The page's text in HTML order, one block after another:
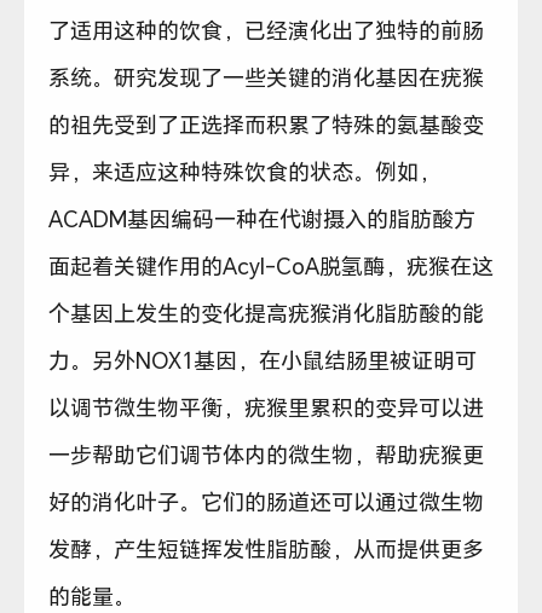
了适用这种的饮食，已经演化出了独特的前肠
系统。研究发现了一些关键的消化基因在疣猴
的祖先受到了正选择而积累了特殊的氨基酸变
异，来适应这种特殊饮食的状态。例如，
ACADM基因编码一种在代谢摄入的脂肪酸方
面起着关键作用的Acyl-CoA脱氢酶，疣猴在这
个基因上发生的变化提高疣猴消化脂肪酸的能
力。另外NOX1基因，在小鼠结肠里被证明可
以调节微生物平衡，疣猴里累积的变异可以进
一步帮助它们调节体内的微生物，帮助疣猴更
好的消化叶子。它们的肠道还可以通过微生物
发酵，产生短链挥发性脂肪酸，从而提供更多
的能量。